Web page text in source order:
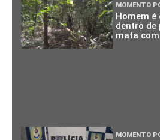
MOMENTO
Homem
dentro de
mata
MOMENTO